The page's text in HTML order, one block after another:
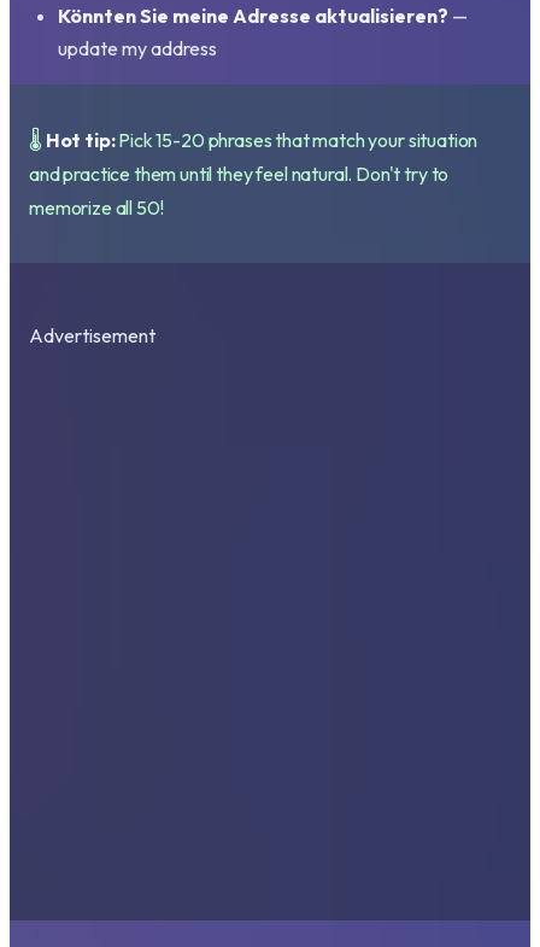
Könnten Sie meine Adresse aktualisieren? —
update my address
🌡️ Hot tip:Pick 15-20 phrases that match your situation
and practice them until they feel natural. Don't try to
memorize all 50!
Advertisement